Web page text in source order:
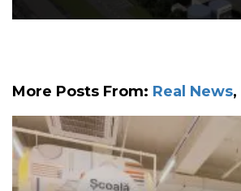
More Posts From: Real News,